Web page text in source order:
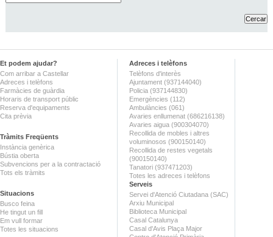
Et podem ajudar?
Com arribar a Castellar
Adreces i telèfons
Farmàcies de guàrdia
Horaris de transport públic
Reserva d'equipaments
Cita prèvia
Tràmits Freqüents
Instància genèrica
Bústia oberta
Subvencions per a la contractació
Tots els tràmits
Situacions
Busco feina
He tingut un fill
Em vull formar
Totes les situacions
Adreces i telèfons
Telèfons d'interès
Ajuntament (937144040)
Policia (937144830)
Emergències (112)
Ambulàncies (061)
Avaries enllumenat (686216138)
Avaries aigua (900304070)
Recollida de mobles i altres
voluminosos (900150140)
Recollida de restes vegetals
(900150140)
Tanatori (937471203)
Totes les adreces i telèfons
Serveis
Servei d'Atenció Ciutadana (SAC)
Arxiu Municipal
Biblioteca Municipal
Casal Catalunya
Casal d'Avis Plaça Major